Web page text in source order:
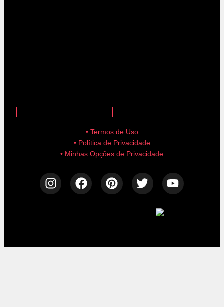
• Termos de Uso
• Política de Privacidade
• Minhas Opções de Privacidade